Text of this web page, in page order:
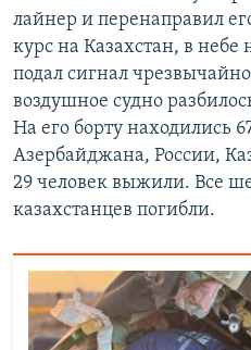
лайнер и перенаправил
курс на Казахстан, в
подал сигнал
воздушное судно
На его борту находились
Азербайджана, России,
29 человек выжили. Все
казахстанцев погибли.